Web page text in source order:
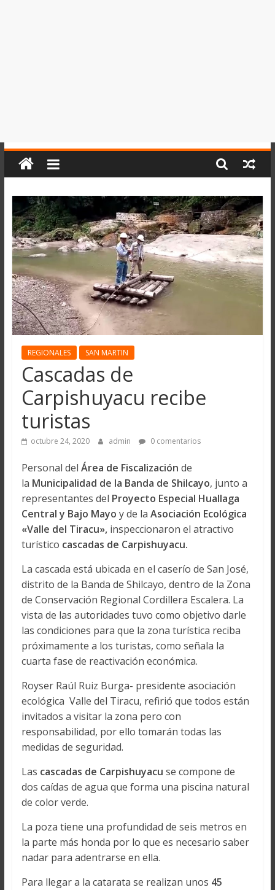
REGIONALES SAN MARTIN
Cascadas de
Carpishuyacu recibe
turistas
octubre 24, 2020 admin 0 comentarios
Personal del Área de Fiscalización de
la Municipalidad de la Banda de Shilcayo, junto a
representantes del Proyecto Especial Huallaga
Central y Bajo Mayo y de la Asociación Ecológica
«Valle del Tiracu», inspeccionaron el atractivo
turístico cascadas de Carpishuyacu.
La cascada está ubicada en el caserío de San José,
distrito de la Banda de Shilcayo, dentro de la Zona
de Conservación Regional Cordillera Escalera. La
vista de las autoridades tuvo como objetivo darle
las condiciones para que la zona turística reciba
próximamente a los turistas, como señala la
cuarta fase de reactivación económica.
Royser Raúl Ruiz Burga- presidente asociación
ecológica Valle del Tiracu, refirió que todos están
invitados a visitar la zona pero con
responsabilidad, por ello tomarán todas las
medidas de seguridad.
Las cascadas de Carpishuyacu se compone de
dos caídas de agua que forma una piscina natural
de color verde.
La poza tiene una profundidad de seis metros en
la parte más honda por lo que es necesario saber
nadar para adentrarse en ella.
Para llegar a la catarata se realizan unos 45